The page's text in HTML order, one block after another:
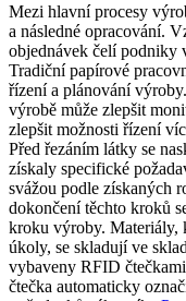
Mezi hlavní procesy
a následné opracování.
objednávek čelí podniky
Tradiční papírové
řízení a plánování
výrobě může zlepšit
zlepšit možnosti řízení
Před řezáním látky se
získaly specifické
svážou podle získaných
dokončení těchto kroků
kroku výroby. Materiály,
úkoly, se skladují ve
vybaveny RFID
čtečka automaticky